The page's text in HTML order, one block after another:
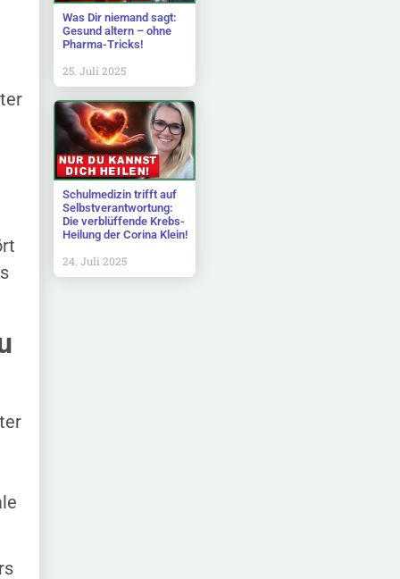
Was Dir niemand sagt:
Gesund altern – ohne
Pharma-Tricks!
25. Juli 2025
Schulmedizin trifft auf
Selbstverantwortung:
Die verblüffende Krebs-
Heilung der Corina Klein!
24. Juli 2025